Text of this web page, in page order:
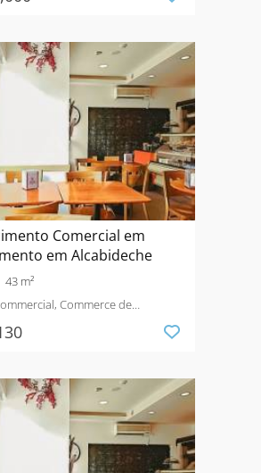
Comercial em
em Alcabideche
43 m²
Commerce de